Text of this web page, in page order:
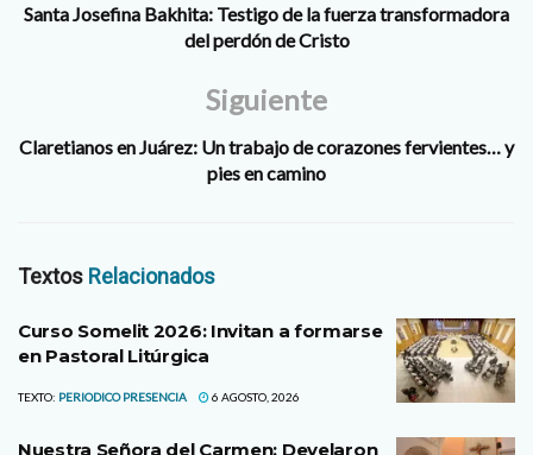
Santa Josefina Bakhita: Testigo de la fuerza transformadora
del perdón de Cristo
Siguiente
Claretianos en Juárez: Un trabajo de corazones fervientes… y
pies en camino
Textos Relacionados
Curso Somelit 2026: Invitan a formarse
en Pastoral Litúrgica
TEXTO: PERIODICO PRESENCIA 6 AGOSTO, 2026
Nuestra Señora del Carmen: Develaron